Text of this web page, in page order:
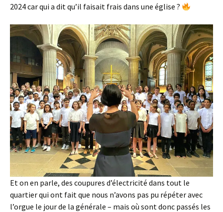
2024 car qui a dit qu’il faisait frais dans une église ?
Et on en parle, des coupures d’électricité dans tout le
quartier qui ont fait que nous n’avons pas pu répéter avec
l’orgue le jour de la générale – mais où sont donc passés les